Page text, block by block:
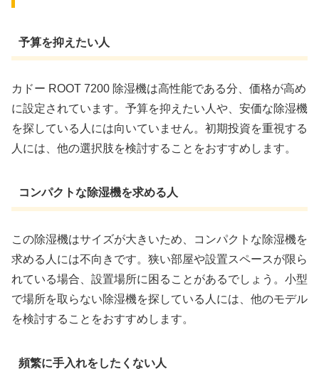
予算を抑えたい人
カドー ROOT 7200 除湿機は高性能である分、価格が高め
に設定されています。予算を抑えたい人や、安価な除湿機
を探している人には向いていません。初期投資を重視する
人には、他の選択肢を検討することをおすすめします。
コンパクトな除湿機を求める人
この除湿機はサイズが大きいため、コンパクトな除湿機を
求める人には不向きです。狭い部屋や設置スペースが限ら
れている場合、設置場所に困ることがあるでしょう。小型
で場所を取らない除湿機を探している人には、他のモデル
を検討することをおすすめします。
頻繁に手入れをしたくない人